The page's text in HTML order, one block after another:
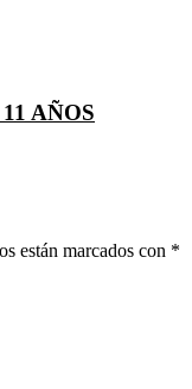
AÑOS
están marcados con *